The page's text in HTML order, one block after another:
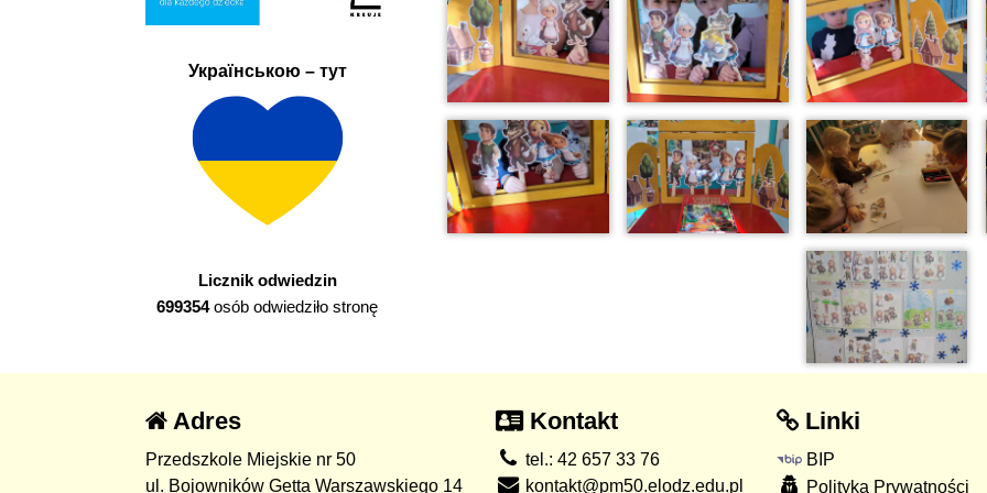
Українською – тут
Licznik odwiedzin
699354osób odwiedziło stronę
Adres
Przedszkole Miejskie nr 50
ul. Bojowników Getta Warszawskiego 14
Kontakt
tel.: 42 657 33 76
kontakt@pm50.elodz.edu.pl
Linki
BIP
Polityka Prywatności